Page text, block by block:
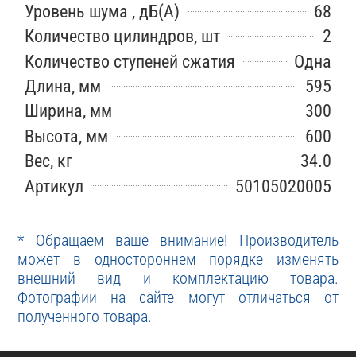
Уровень шума , дБ(А)
68
Количество цилиндров, шт
2
Количество ступеней сжатия
Одна
Длина, мм
595
Ширина, мм
300
Высота, мм
600
Вес, кг
34.0
Артикул
50105020005
* Обращаем ваше внимание! Производитель
может в одностороннем порядке изменять
внешний вид и комплектацию товара.
Фотографии на сайте могут отличаться от
полученного товара.